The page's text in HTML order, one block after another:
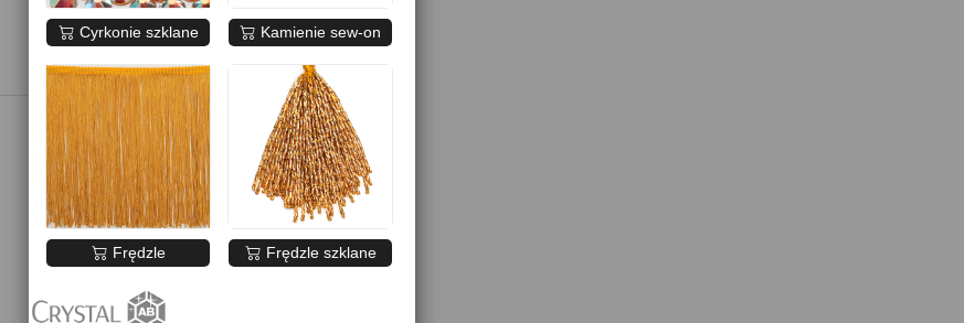
Cyrkonie szklane Kamienie sew-on
Frędzle Frędzle szklane